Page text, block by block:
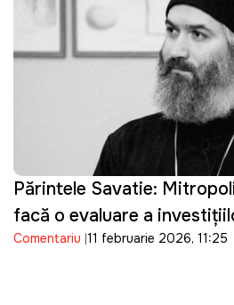
Părintele Savatie:
facă o evaluare a
restaurarea și întreținerea
Comentariu 11 februarie 2026, 11:25